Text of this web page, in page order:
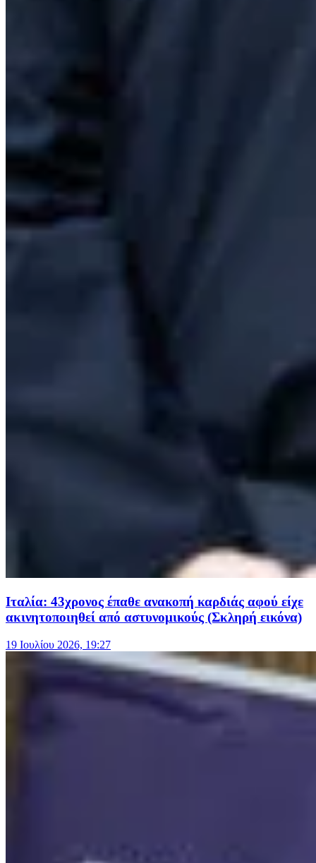
Ιταλία: 43χρονος έπαθε ανακοπή καρδιάς αφού είχε
ακινητοποιηθεί από αστυνομικούς (Σκληρή εικόνα)
19 Ιουλίου 2026, 19:27